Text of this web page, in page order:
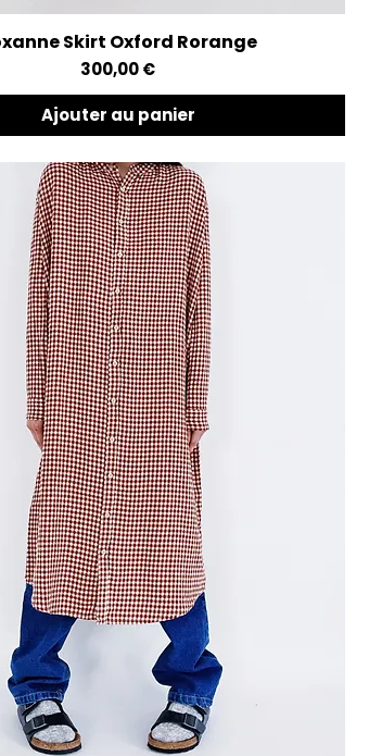
Aperçu rapide
Skirt Oxford Rorange
Prix
300,00 €
Ajouter au panier